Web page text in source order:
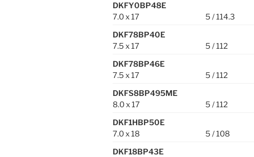
DKFY0BP48E
7.0 x 17
5 / 114.3
DKF78BP40E
7.5 x 17
5 / 112
DKF78BP46E
7.5 x 17
5 / 112
DKFS8BP495ME
8.0 x 17
5 / 112
DKF1HBP50E
7.0 x 18
5 / 108
DKF18BP43E